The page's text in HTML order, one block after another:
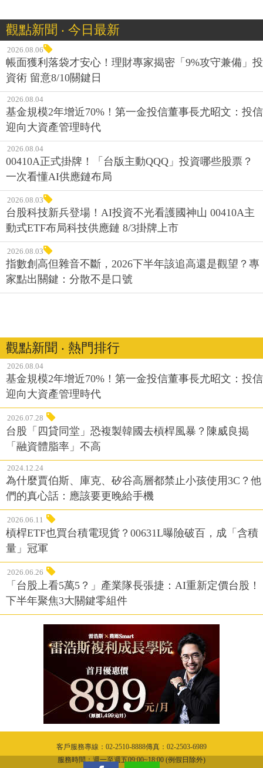
觀點新聞 ‧ 今日最新
2026.08.06
帳面獲利落袋才安心！理財專家揭密「9%攻守兼備」投
資術 留意8/10關鍵日
2026.08.04
基金規模2年增近70%！第一金投信董事長尤昭文：投信
迎向大資產管理時代
2026.08.04
00410A正式掛牌！「台版主動QQQ」投資哪些股票？
一次看懂AI供應鏈布局
2026.08.03
台股科技新兵登場！AI投資不光看護國神山 00410A主
動式ETF布局科技供應鏈 8/3掛牌上市
2026.08.03
指數創高但雜音不斷，2026下半年該追高還是觀望？專
家點出關鍵：分散不是口號
觀點新聞 ‧ 熱門排行
2026.08.04
基金規模2年增近70%！第一金投信董事長尤昭文：投信
迎向大資產管理時代
2026.07.28
台股「四貸同堂」恐複製韓國去槓桿風暴？陳威良揭
「融資體脂率」不高
2024.12.24
為什麼賈伯斯、庫克、矽谷高層都禁止小孩使用3C？他
們的真心話：應該要更晚給手機
2026.06.11
槓桿ETF也買台積電現貨？00631L曝險破百，成「含積
量」冠軍
2026.06.26
「台股上看5萬5？」產業隊長張捷：AI重新定價台股！
下半年聚焦3大關鍵零組件
客戶服務專線：02-2510-8888傳真：02-2503-6989
服務時間：週一至週五09:00~18:00 (例假日除外)